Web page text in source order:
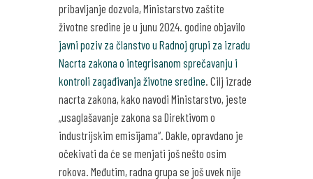
pribavljanje dozvola, Ministarstvo zaštite
životne sredine je u junu 2024. godine objavilo
javni poziv za članstvo u Radnoj grupi za izradu
Nacrta zakona o integrisanom sprečavanju i
kontroli zagađivanja životne sredine . Cilj izrade
nacrta zakona, kako navodi Ministarstvo, jeste
„usaglašavanje zakona sa Direktivom o
industrijskim emisijama“. Dakle, opravdano je
očekivati da će se menjati još nešto osim
rokova. Međutim, radna grupa se još uvek nije